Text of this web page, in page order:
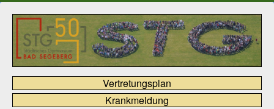
Vertretungsplan
Krankmeldung